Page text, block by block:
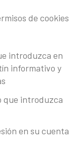
de cookies
introduzca en
informativo y
que introduzca
en su cuenta